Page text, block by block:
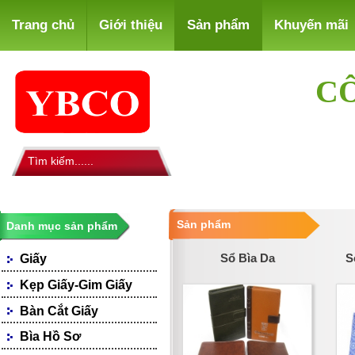
Trang chủ Giới thiệu Sản phẩm Khuyến mãi
Danh mục sản phẩm
Giấy
Giấy Photocopy
Giấy Fax
Giấy Bìa, Ford Màu
Giấy Notes-Decals
Loại Giấy Khác
Kẹp Giấy-Gim Giấy
Bàn Cắt Giấy
Bìa Hồ Sơ
Sản phẩm
Sổ Bìa Da